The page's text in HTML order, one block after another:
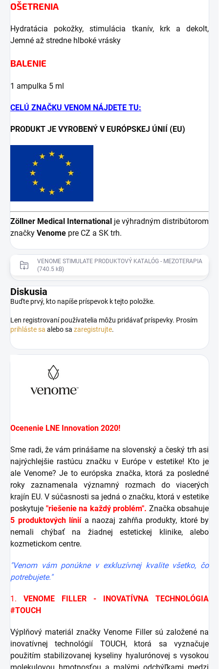
OŠETRENIA
Hydratácia pokožky, stimulácia tkanív, krk a dekolt,
Jemné až stredne hlboké vrásky
BALENIE
1 ampulka 5 ml
CELÚ ZNAČKU VENOM NÁJDETE TU:
PRODUKT JE VYROBENÝ V EURÓPSKEJ ÚNIÍ (EU)
Zöllner Medical International je výhradným distribútorom
značky Venome pre CZ a SK trh.
VENOME STIMULATE PRODUKTOVÝ KATALÓG - MEZOTERAPIA
(740.5 kB)
Diskusia
Buďte prvý, kto napíše príspevok k tejto položke.
Len registrovaní používatelia môžu pridávať príspevky. Prosím
prihláste sa alebo sa zaregistrujte.
Ocenenie LNE Innovation 2020!
Sme radi, že vám prinášame na slovenský a český trh asi
najrýchlejšie rastúcu značku v Európe v estetike! Kto je
ale Venome? Je to európska značka, ktorá za posledné
roky zaznamenala významný rozmach do viacerých
krajín EU. V súčasnosti sa jedná o značku, ktorá v estetike
poskytuje "riešenie na každý problém". Značka obsahuje
5 produktových línií a naozaj zahŕňa produkty, ktoré by
nemali chýbať na žiadnej estetickej klinike, alebo
kozmetickom centre.
"Venom vám ponúkne v exkluzívnej kvalite všetko, čo
potrebujete."
1. VENOME FILLER - INOVATÍVNA TECHNOLÓGIA
#TOUCH
Výplňový materiál značky Venome Filler sú založené na
inovatívnej technológií TOUCH, ktorá sa vyznačuje
použitím stabilizovanej kyseliny hyalurónovej s vysokou